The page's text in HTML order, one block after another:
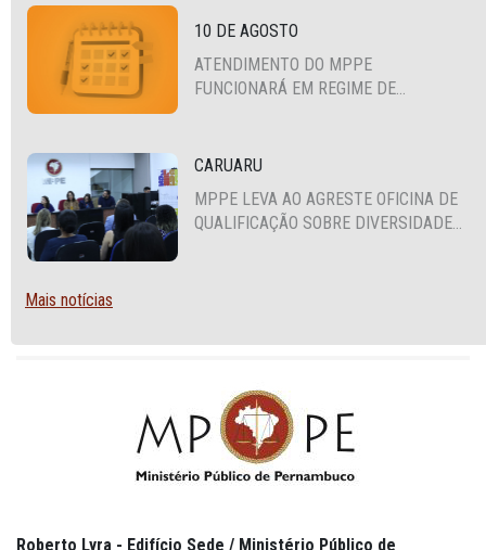
10 DE AGOSTO
ATENDIMENTO DO MPPE
FUNCIONARÁ EM REGIME DE
CARUARU
MPPE LEVA AO AGRESTE OFICINA DE
QUALIFICAÇÃO SOBRE DIVERSIDADE
Mais notícias
Roberto Lyra - Edifício Sede / Ministério Público de